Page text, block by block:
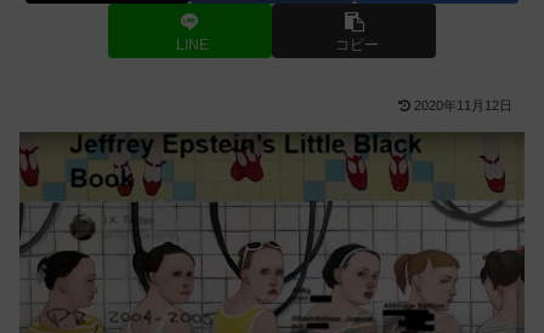
LINE コピー
2020年11月12日